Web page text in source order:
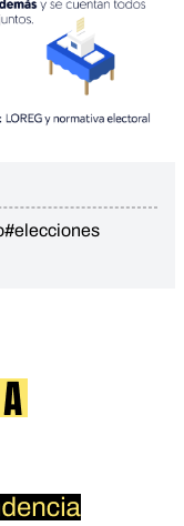
#elecciones